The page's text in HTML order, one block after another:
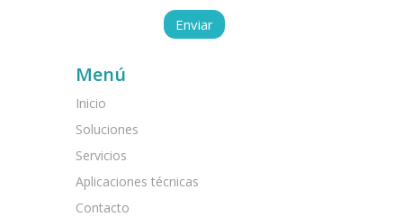
Menú
Inicio
Soluciones
Servicios
Aplicaciones técnicas
Contacto